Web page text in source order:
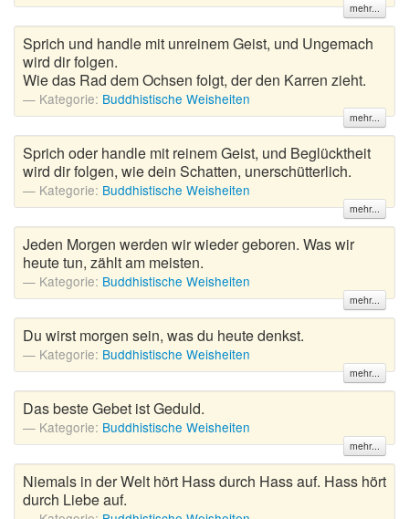
mehr...
Sprich und handle mit unreinem Geist, und Ungemach
wird dir folgen.
Wie das Rad dem Ochsen folgt, der den Karren zieht.
Kategorie: Buddhistische Weisheiten
mehr...
Sprich oder handle mit reinem Geist, und Beglücktheit
wird dir folgen, wie dein Schatten, unerschütterlich.
Kategorie: Buddhistische Weisheiten
mehr...
Jeden Morgen werden wir wieder geboren. Was wir
heute tun, zählt am meisten.
Kategorie: Buddhistische Weisheiten
mehr...
Du wirst morgen sein, was du heute denkst.
Kategorie: Buddhistische Weisheiten
mehr...
Das beste Gebet ist Geduld.
Kategorie: Buddhistische Weisheiten
mehr...
Niemals in der Welt hört Hass durch Hass auf. Hass hört
durch Liebe auf.